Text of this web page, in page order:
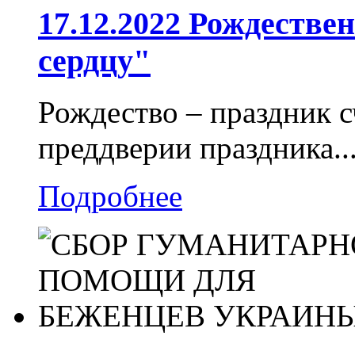
17.12.2022
сердцу"
Рождество – праздник
преддверии
Подробнее